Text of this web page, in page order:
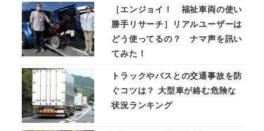
［エンジョイ！ 福祉車両の使い
勝手リサーチ］リアルユーザーは
どう使ってるの？ ナマ声を訊い
てみた！
トラックやバスとの交通事故を防
ぐコツは？ 大型車が絡む危険な
状況ランキング